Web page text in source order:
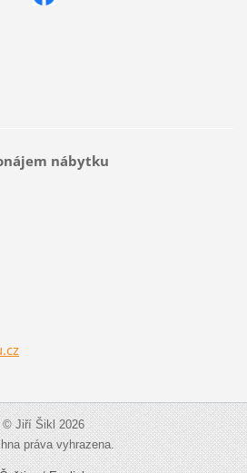
nábytku
© Jiří Šikl 2026
práva vyhrazena.